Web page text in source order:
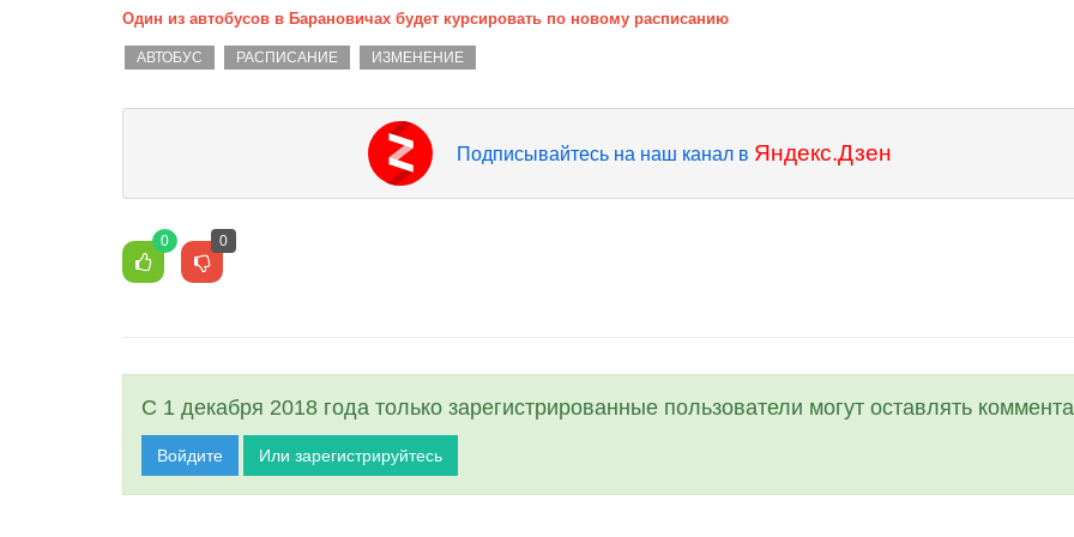
Один из автобусов в Барановичах будет курсировать по новому расписанию
АВТОБУС РАСПИСАНИЕ ИЗМЕНЕНИЕ
Подписывайтесь на наш канал в Яндекс.Дзен
0 0
С 1 декабря 2018 года только зарегистрированные пользователи могут оставлять
Войдите Или зарегистрируйтесь